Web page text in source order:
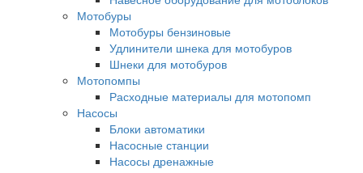
Мотобуры
Мотобуры бензиновые
Удлинители шнека для мотобуров
Шнеки для мотобуров
Мотопомпы
Расходные материалы для мотопомп
Насосы
Блоки автоматики
Насосные станции
Насосы дренажные